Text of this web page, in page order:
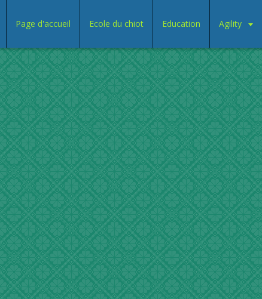
Page d'accueil Ecole du chiot Education Agility